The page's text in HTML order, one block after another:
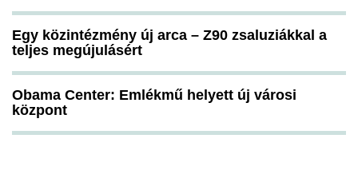
Egy közintézmény új arca – Z90 zsaluziákkal a
teljes megújulásért
Obama Center: Emlékmű helyett új városi
központ